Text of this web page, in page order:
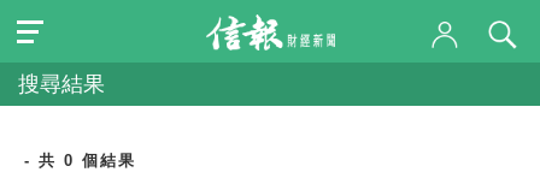
搜尋結果
- 共 0 個結果